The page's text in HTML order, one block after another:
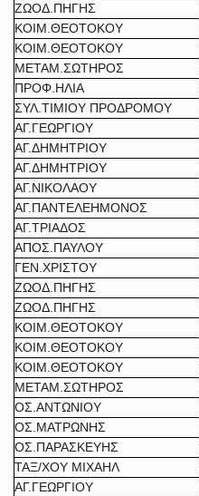
ΖΩΟΔ.ΠΗΓΗΣ
ΚΟΙΜ.ΘΕΟΤΟΚΟΥ
ΚΟΙΜ.ΘΕΟΤΟΚΟΥ
ΜΕΤΑΜ.ΣΩΤΗΡΟΣ
ΠΡΟΦ.ΗΛΙΑ
ΣΥΛ.ΤΙΜΙΟΥ ΠΡΟΔΡΟΜΟΥ
ΑΓ.ΓΕΩΡΓΙΟΥ
ΑΓ.ΔΗΜΗΤΡΙΟΥ
ΑΓ.ΔΗΜΗΤΡΙΟΥ
ΑΓ.ΝΙΚΟΛΑΟΥ
ΑΓ.ΠΑΝΤΕΛΕΗΜΟΝΟΣ
ΑΓ.ΤΡΙΑΔΟΣ
ΑΠΟΣ.ΠΑΥΛΟΥ
ΓΕΝ.ΧΡΙΣΤΟΥ
ΖΩΟΔ.ΠΗΓΗΣ
ΖΩΟΔ.ΠΗΓΗΣ
ΚΟΙΜ.ΘΕΟΤΟΚΟΥ
ΚΟΙΜ.ΘΕΟΤΟΚΟΥ
ΚΟΙΜ.ΘΕΟΤΟΚΟΥ
ΜΕΤΑΜ.ΣΩΤΗΡΟΣ
ΟΣ.ΑΝΤΩΝΙΟΥ
ΟΣ.ΜΑΤΡΩΝΗΣ
ΟΣ.ΠΑΡΑΣΚΕΥΗΣ
ΤΑΞ/ΧΟΥ ΜΙΧΑΗΛ
ΑΓ.ΓΕΩΡΓΙΟΥ